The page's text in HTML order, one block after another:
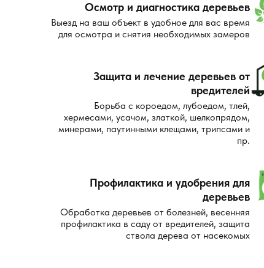
Осмотр и диагностика деревьев
Выезд на ваш объект в удобное для вас время
для осмотра и снятия необходимых замеров
Защита и лечение деревьев от
вредителей
Борьба с короедом, лубоедом, тлей,
хермесами, усачом, златкой, шелкопрядом,
минерами, паутинными клещами, трипсами и
пр.
Профилактика и удобрения для
деревьев
Обработка деревьев от болезней, весенняя
профилактика в саду от вредителей, защита
ствола дерева от насекомых